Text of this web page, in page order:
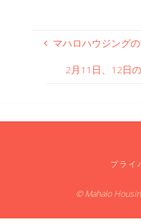
マハロハウジングの
2月11日、12日
プライ
© Mahalo